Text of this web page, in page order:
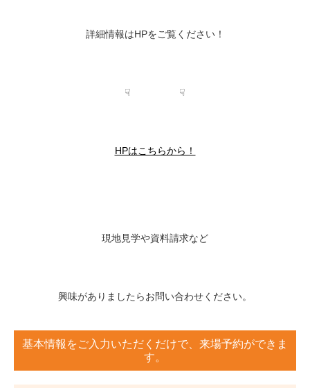
詳細情報はHPをご覧ください！
☟ ☟
HPはこちらから！
現地見学や資料請求など
興味がありましたらお問い合わせください。
基本情報をご入力いただくだけで、来場予約ができま
す。